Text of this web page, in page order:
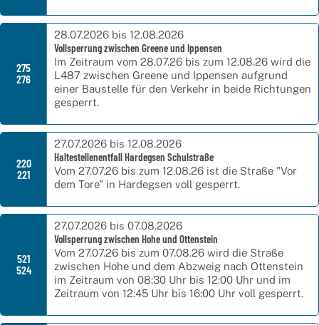
275
276
28.07.2026 bis 12.08.2026
Vollsperrung zwischen Greene und Ippensen
Im Zeitraum vom 28.07.26 bis zum 12.08.26 wird die
L487 zwischen Greene und Ippensen aufgrund
einer Baustelle für den Verkehr in beide Richtungen
gesperrt.
220
221
27.07.2026 bis 12.08.2026
Haltestellenentfall Hardegsen Schulstraße
Vom 27.07.26 bis zum 12.08.26 ist die Straße "Vor
dem Tore" in Hardegsen voll gesperrt.
521
524
27.07.2026 bis 07.08.2026
Vollsperrung zwischen Hohe und Ottenstein
Vom 27.07.26 bis zum 07.08.26 wird die Straße
zwischen Hohe und dem Abzweig nach Ottenstein
im Zeitraum von 08:30 Uhr bis 12:00 Uhr und im
Zeitraum von 12:45 Uhr bis 16:00 Uhr voll gesperrt.